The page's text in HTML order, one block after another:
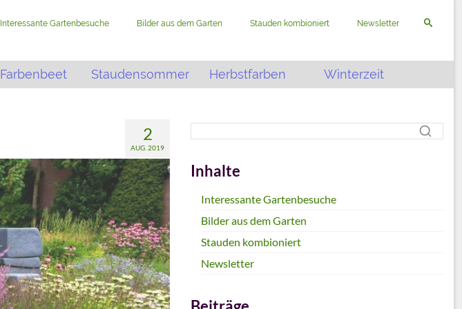
Interessante Gartenbesuche Bilder aus dem Garten Stauden kombioniert Newsletter
Farbenbeet Staudensommer Herbstfarben Winterzeit
2
AUG. 2019
Inhalte
Interessante Gartenbesuche
Bilder aus dem Garten
Stauden kombioniert
Newsletter